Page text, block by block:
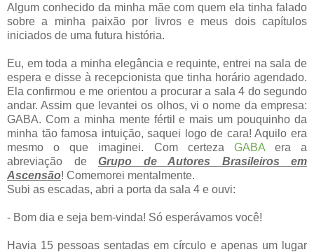
Algum conhecido da minha mãe com quem ela tinha falado
sobre a minha paixão por livros e meus dois capítulos
iniciados de uma futura história.
Eu, em toda a minha elegância e requinte, entrei na sala de
espera e disse à recepcionista que tinha horário agendado.
Ela confirmou e me orientou a procurar a sala 4 do segundo
andar. Assim que levantei os olhos, vi o nome da empresa:
GABA. Com a minha mente fértil e mais um pouquinho da
minha tão famosa intuição, saquei logo de cara! Aquilo era
mesmo o que imaginei. Com certeza GABAera a
abreviação de Grupo de Autores Brasileiros em
Ascensão! Comemorei mentalmente.
Subi as escadas, abri a porta da sala 4 e ouvi:
- Bom dia e seja bem-vinda! Só esperávamos você!
Havia 15 pessoas sentadas em círculo e apenas um lugar